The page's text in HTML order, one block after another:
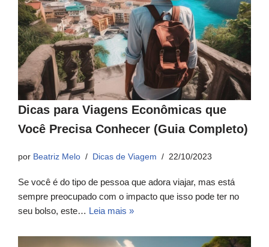
Dicas para Viagens Econômicas que
Você Precisa Conhecer (Guia Completo)
por Beatriz Melo Dicas de Viagem 22/10/2023
Se você é do tipo de pessoa que adora viajar, mas está
sempre preocupado com o impacto que isso pode ter no
seu bolso, este… Leia mais »